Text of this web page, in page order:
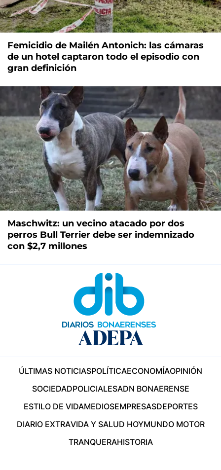
Femicidio de Mailén Antonich: las cámaras
de un hotel captaron todo el episodio con
gran definición
Maschwitz: un vecino atacado por dos
perros Bull Terrier debe ser indemnizado
con $2,7 millones
ÚLTIMAS NOTICIASPOLÍTICAECONOMÍAOPINIÓN
SOCIEDADPOLICIALESADN BONAERENSE
ESTILO DE VIDAMEDIOSEMPRESASDEPORTES
DIARIO EXTRAVIDA Y SALUD HOYMUNDO MOTOR
TRANQUERAHISTORIA